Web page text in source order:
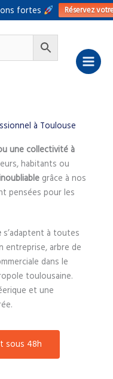
fortes Réservez
à Toulouse
une collectivité à
habitants ou
grâce à nos
pensées pour les
s’adaptent à toutes
arbre de
dans le
toulousaine.
et une
sous 48h